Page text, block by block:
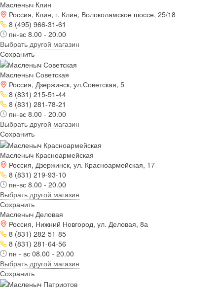
Масленыч Клин
Россия, Клин, г. Клин, Волоколамское шоссе, 25/18
8 (495) 966-31-61
пн-вс 8.00 - 20.00
Выбрать другой магазин
Сохранить
Масленыч Советская
Россия, Дзержинск, ул.Советская, 5
8 (831) 215-51-44
8 (831) 281-78-21
пн-вс 8.00 - 20.00
Выбрать другой магазин
Сохранить
Масленыч Красноармейская
Россия, Дзержинск, ул. Красноармейская, 17
8 (831) 219-93-10
пн-вс 8.00 - 20.00
Выбрать другой магазин
Сохранить
Масленыч Деловая
Россия, Нижний Новгород, ул. Деловая, 8а
8 (831) 282-51-85
8 (831) 281-64-56
пн - вс 08.00 - 20.00
Выбрать другой магазин
Сохранить